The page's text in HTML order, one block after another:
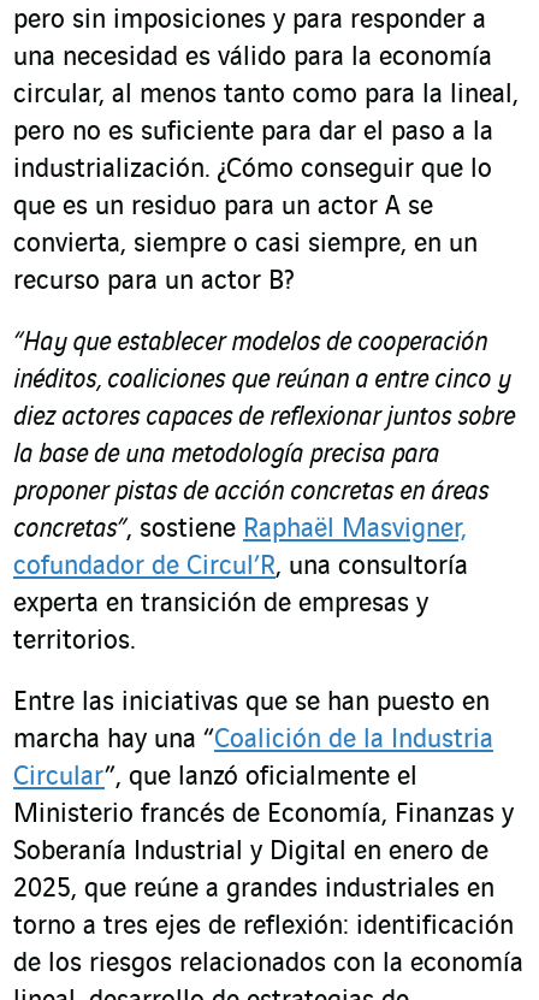
pero sin imposiciones y para responder a
una necesidad es válido para la economía
circular, al menos tanto como para la lineal,
pero no es suficiente para dar el paso a la
industrialización. ¿Cómo conseguir que lo
que es un residuo para un actor A se
convierta, siempre o casi siempre, en un
recurso para un actor B?
“Hay que establecer modelos de cooperación
inéditos, coaliciones que reúnan a entre cinco y
diez actores capaces de reflexionar juntos sobre
la base de una metodología precisa para
proponer pistas de acción concretas en áreas
concretas”, sostiene Raphaël Masvigner,
cofundador de Circul’R, una consultoría
experta en transición de empresas y
territorios.
Entre las iniciativas que se han puesto en
marcha hay una “Coalición de la Industria
Circular”, que lanzó oficialmente el
Ministerio francés de Economía, Finanzas y
Soberanía Industrial y Digital en enero de
2025, que reúne a grandes industriales en
torno a tres ejes de reflexión: identificación
de los riesgos relacionados con la economía